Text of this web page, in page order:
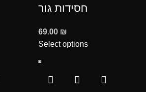
חסידות גור
69.00 ₪
Select options